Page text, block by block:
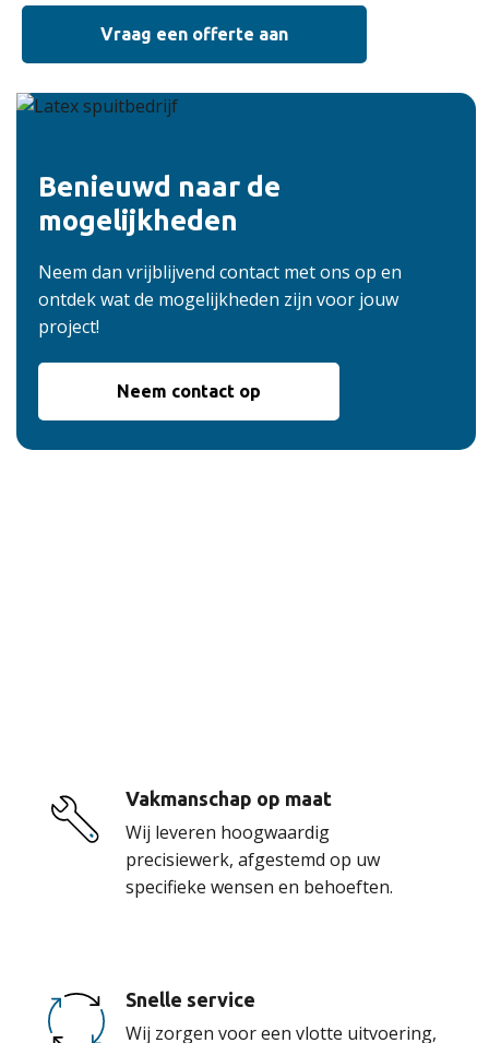
Vraag een offerte aan
Benieuwd naar de
mogelijkheden
Neem dan vrijblijvend contact met ons op en
ontdek wat de mogelijkheden zijn voor jouw
project!
Neem contact op
Vakmanschap op maat
Wij leveren hoogwaardig
precisiewerk, afgestemd op uw
specifieke wensen en behoeften.
Snelle service
Wij zorgen voor een vlotte uitvoering,